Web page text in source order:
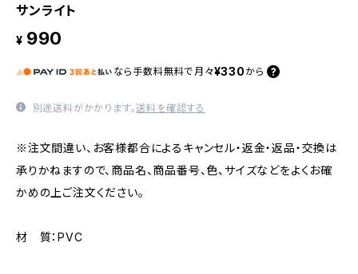
サンライト
¥ 990
なら 手数料無料で 月々¥330 から
別途送料がかかります。送料を確認する
※注文間違い、お客様都合によるキャンセル・返金・返品・交換は
承りかねますので、商品名、商品番号、色、サイズなどをよくお確
かめの上ご注文ください。
材 質：PVC